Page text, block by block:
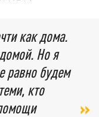
как дома.
Но я
равно будем
кто